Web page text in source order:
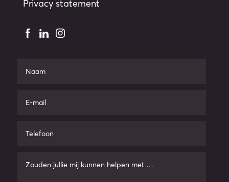
Privacy statement